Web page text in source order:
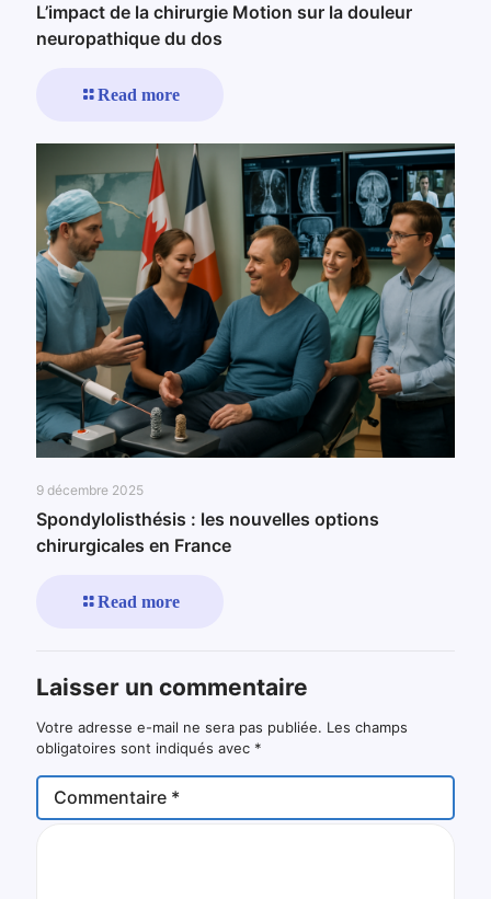
L’impact de la chirurgie Motion sur la douleur
neuropathique du dos
Read more
9 décembre 2025
Spondylolisthésis : les nouvelles options
chirurgicales en France
Read more
Laisser un commentaire
Votre adresse e-mail ne sera pas publiée. Les champs
obligatoires sont indiqués avec *
Commentaire *